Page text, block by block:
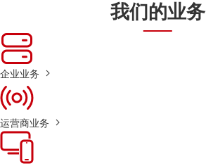
我们的业务
企业业务
运营商业务